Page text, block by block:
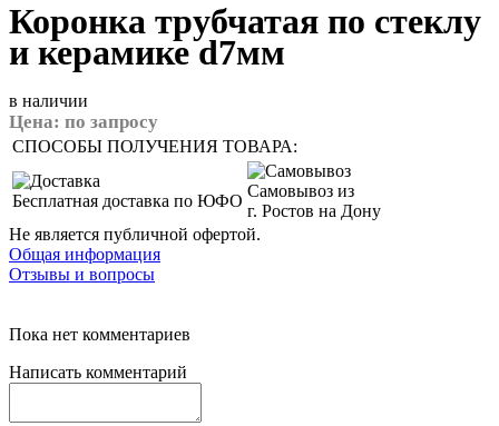
Коронка трубчатая по стеклу
и керамике d7мм
в наличии
Цена: по запросу
СПОСОБЫ ПОЛУЧЕНИЯ ТОВАРА:
Бесплатная доставка по ЮФО
Самовывоз из
г. Ростов на Дону
Не является публичной офертой.
Общая информация
Отзывы и вопросы
Пока нет комментариев
Написать комментарий